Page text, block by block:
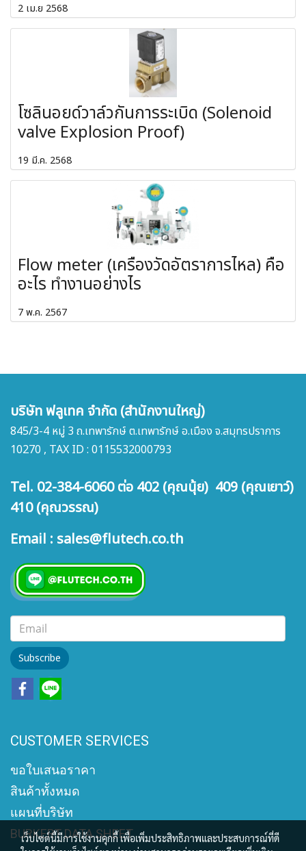
2 เม.ย 2568
โซลินอยด์วาล์วกันการระเบิด (Solenoid
valve Explosion Proof)
19 มี.ค. 2568
Flow meter (เครื่องวัดอัตราการไหล) คือ
อะไร ทำงานอย่างไร
7 พ.ค. 2567
บริษัท ฟลูเทค จำกัด (สำนักงานใหญ่)
845/3-4 หมู่ 3 ถ.เทพารักษ์ ต.เทพารักษ์ อ.เมือง จ.สมุทรปราการ
10270 , TAX ID : 0115532000793
Tel. 02-384-6060 ต่อ 402 (คุณนุ้ย) 409 (คุณเยาว์)
410 (คุณวรรณ)
Email : sales@flutech.co.th
Subscribe
CUSTOMER SERVICES
ขอใบเสนอราคา
สินค้าทั้งหมด
แผนที่บริษัท
BURKERT DATA SHEET
เว็บไซต์นี้มีการใช้งานคุกกี้ เพื่อเพิ่มประสิทธิภาพและประสบการณ์ที่ดี